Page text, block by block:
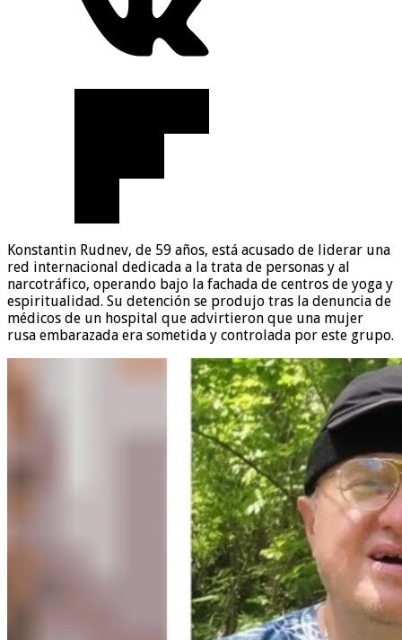
Konstantin Rudnev, de 59 años, está acusado de liderar una
red internacional dedicada a la trata de personas y al
narcotráfico, operando bajo la fachada de centros de yoga y
espiritualidad. Su detención se produjo tras la denuncia de
médicos de un hospital que advirtieron que una mujer
rusa embarazada era sometida y controlada por este grupo.